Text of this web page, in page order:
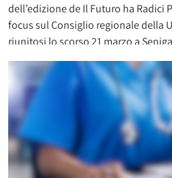
dell’edizione de Il Futuro ha Radici
focus sul Consiglio regionale della
riunitosi lo scorso 21 marzo a
un messaggio chiaro: la sanità
pensioni perdono potere